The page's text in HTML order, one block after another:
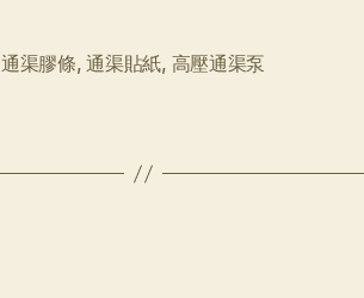
通渠膠條,通渠貼紙, 高壓通渠泵